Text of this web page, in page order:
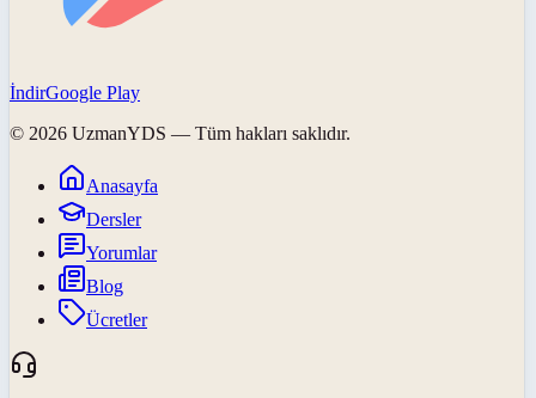
İndirGoogle Play
© 2026 UzmanYDS — Tüm hakları saklıdır.
Anasayfa
Dersler
Yorumlar
Blog
Ücretler